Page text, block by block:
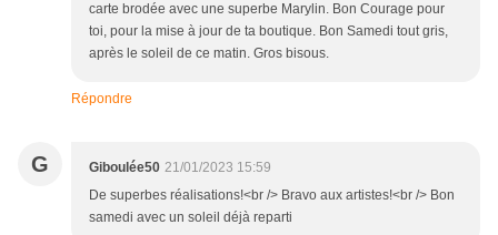
carte brodée avec une superbe Marylin. Bon Courage pour
toi, pour la mise à jour de ta boutique. Bon Samedi tout gris,
après le soleil de ce matin. Gros bisous.
Répondre
G Giboulée50 21/01/2023 15:59
De superbes réalisations!<br /> Bravo aux artistes!<br /> Bon
samedi avec un soleil déjà reparti